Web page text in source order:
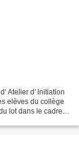
Atelier d' initiation
elèves du collège
lot dans le cadre